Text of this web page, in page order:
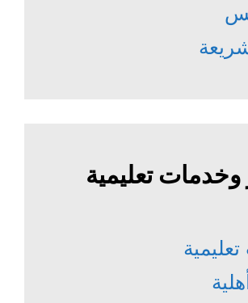
وخدمات تعليمية